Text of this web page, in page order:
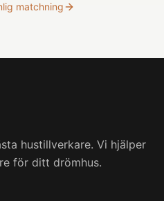
matchning
hustillverkare. Vi hjälper
för ditt drömhus.